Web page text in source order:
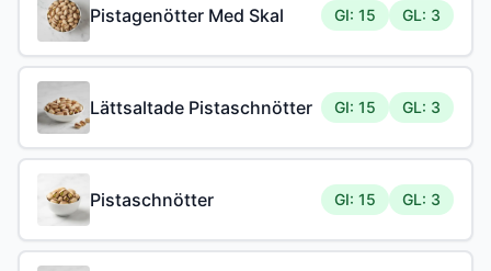
Pistagenötter Med Skal GI: 15 GL: 3
Lättsaltade Pistaschnötter GI: 15 GL: 3
Pistaschnötter GI: 15 GL: 3